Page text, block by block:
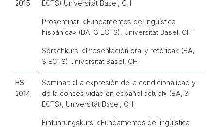
2015
ECTS) Universität Basel, CH
Proseminar: «Fundamentos de lingüística
hispánica» (BA, 3 ECTS), Universität Basel, CH
Sprachkurs: «Presentación oral y retórica» (BA,
3 ECTS) Universität Basel, CH
HS
2014
Seminar: «La expresión de la condicionalidad y
de la concesividad en español actual» (BA, 3
ECTS), Universität Basel, CH
Einführungskurs: «Fundamentos de lingüística